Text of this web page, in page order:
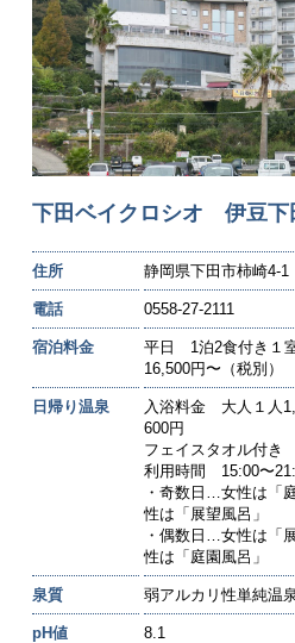
下田ベイクロシオ 伊豆下
住所 静岡県下田市柿崎4-1
電話 0558-27-2111
宿泊料金
平日 1泊2食付き１
16,500円〜（税別）
日帰り温泉
入浴料金 大人１人
600円
フェイスタオル付き
利用時間 15:00〜
・奇数日…女性は「
性は「展望風呂」
・偶数日…女性は「
性は「庭園風呂」
泉質 弱アルカリ性単純温
pH値 8.1